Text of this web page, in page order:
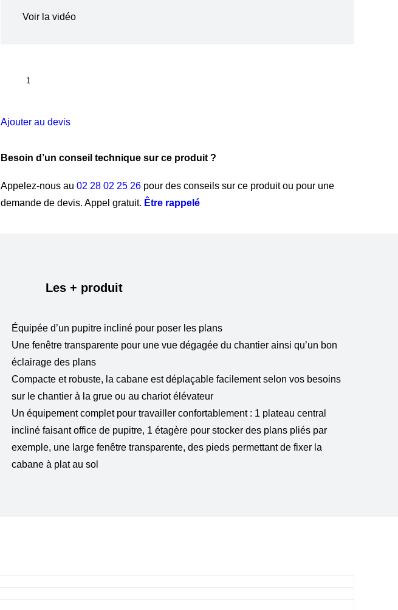
Voir la vidéo
de
plan
Ajouter au devis
Besoin d’un conseil technique sur ce produit ?
Appelez-nous au 02 28 02 25 26 pour des conseils sur ce produit ou pour une
demande de devis. Appel gratuit. Être rappelé
Les + produit
Équipée d’un pupitre incliné pour poser les plans
Une fenêtre transparente pour une vue dégagée du chantier ainsi qu’un bon
éclairage des plans
Compacte et robuste, la cabane est déplaçable facilement selon vos besoins
sur le chantier à la grue ou au chariot élévateur
Un équipement complet pour travailler confortablement : 1 plateau central
incliné faisant office de pupitre, 1 étagère pour stocker des plans pliés par
exemple, une large fenêtre transparente, des pieds permettant de fixer la
cabane à plat au sol